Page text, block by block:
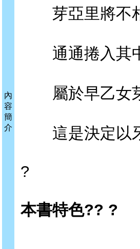
內
容
簡
介
芽亞里將不
通通捲入其
屬於早乙女芽
這是決定以
?
本書特色?? ?